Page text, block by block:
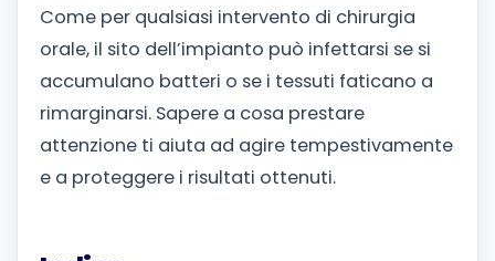
Come per qualsiasi intervento di chirurgia
orale, il sito dell’impianto può infettarsi se si
accumulano batteri o se i tessuti faticano a
rimarginarsi. Sapere a cosa prestare
attenzione ti aiuta ad agire tempestivamente
e a proteggere i risultati ottenuti.